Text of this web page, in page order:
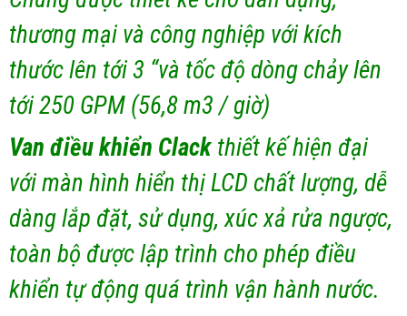
thương mại và công nghiệp với kích
thước lên tới 3 “và tốc độ dòng chảy lên
tới 250 GPM (56,8 m3 / giờ)
Van điều khiển Clackthiết kế hiện đại
với màn hình hiển thị LCD chất lượng, dễ
dàng lắp đặt, sử dụng, xúc xả rửa ngược,
toàn bộ được lập trình cho phép điều
khiển tự động quá trình vận hành nước.